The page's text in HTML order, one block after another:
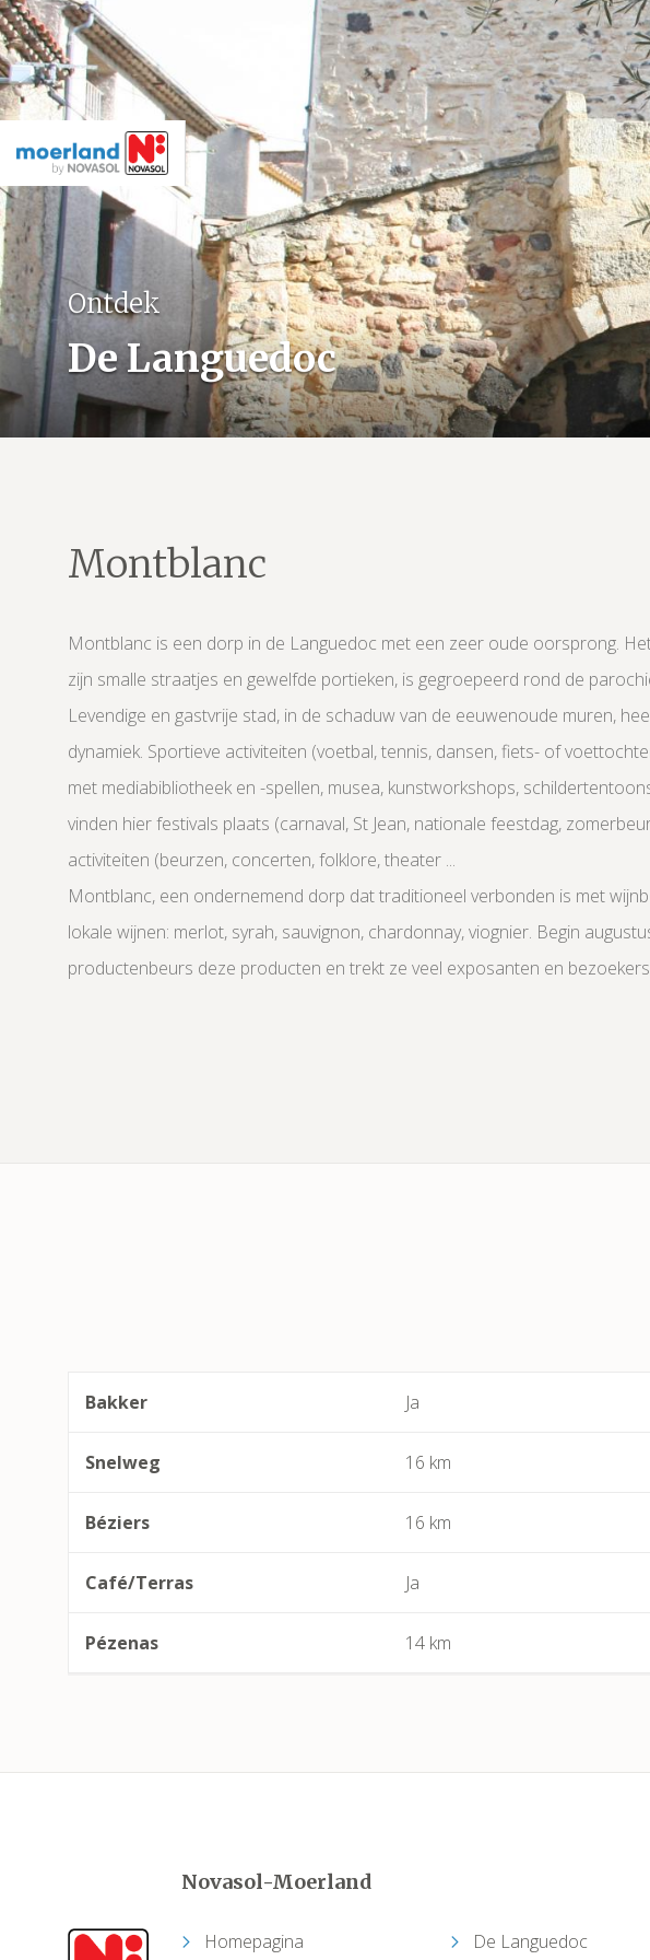
Ontdek
De Languedoc
Montblanc
Montblanc is een dorp in de Languedoc met een zeer oude oorsprong.
zijn smalle straatjes en gewelfde portieken, is gegroepeerd rond de
Levendige en gastvrije stad, in de schaduw van de eeuwenoude muren,
dynamiek. Sportieve activiteiten (voetbal, tennis, dansen, fiets- of
met mediabibliotheek en -spellen, musea, kunstworkshops,
vinden hier festivals plaats (carnaval, St Jean, nationale feestdag,
activiteiten (beurzen, concerten, folklore, theater ...
Montblanc, een ondernemend dorp dat traditioneel verbonden is met
lokale wijnen: merlot, syrah, sauvignon, chardonnay, viognier. Begin
productenbeurs deze producten en trekt ze veel exposanten en
Bakker Ja
Snelweg 16 km
Béziers 16 km
Café/Terras Ja
Pézenas 14 km
Novasol-Moerland
Homepagina De Languedoc